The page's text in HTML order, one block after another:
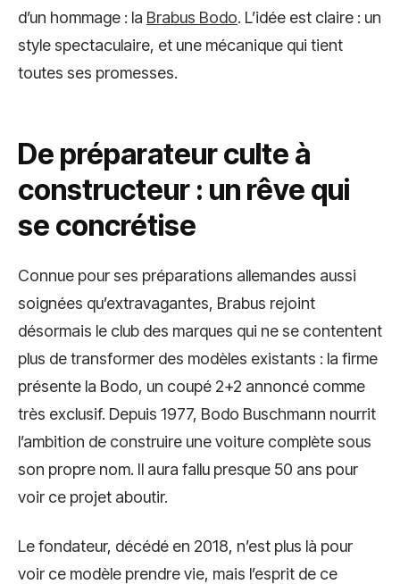
d’un hommage : la Brabus Bodo. L’idée est claire : un
style spectaculaire, et une mécanique qui tient
toutes ses promesses.
De préparateur culte à
constructeur : un rêve qui
se concrétise
Connue pour ses préparations allemandes aussi
soignées qu’extravagantes, Brabus rejoint
désormais le club des marques qui ne se contentent
plus de transformer des modèles existants : la firme
présente la Bodo, un coupé 2+2 annoncé comme
très exclusif. Depuis 1977, Bodo Buschmann nourrit
l’ambition de construire une voiture complète sous
son propre nom. Il aura fallu presque 50 ans pour
voir ce projet aboutir.
Le fondateur, décédé en 2018, n’est plus là pour
voir ce modèle prendre vie, mais l’esprit de ce